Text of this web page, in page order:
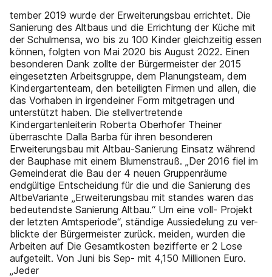
tember 2019 wurde der Erweiterungsbau errichtet. Die
Sanierung des Altbaus und die Errichtung der Küche mit
der Schulmensa, wo bis zu 100 Kinder gleichzeitig essen
können, folgten von Mai 2020 bis August 2022. Einen
besonderen Dank zollte der Bürgermeister der 2015
eingesetzten Arbeitsgruppe, dem Planungsteam, dem
Kindergartenteam, den beteiligten Firmen und allen, die
das Vorhaben in irgendeiner Form mitgetragen und
unterstützt haben. Die stellvertretende
Kindergartenleiterin Roberta Oberhofer Theiner
überraschte Dalla Barba für ihren besonderen
Erweiterungsbau mit Altbau-Sanierung Einsatz während
der Bauphase mit einem Blumenstrauß. „Der 2016 fiel im
Gemeinderat die Bau der 4 neuen Gruppenräume
endgültige Entscheidung für die und die Sanierung des
AltbeVariante „Erweiterungsbau mit standes waren das
bedeutendste Sanierung Altbau.“ Um eine voll- Projekt
der letzten Amtsperiode“, ständige Aussiedelung zu ver-
blickte der Bürgermeister zurück. meiden, wurden die
Arbeiten auf Die Gesamtkosten bezifferte er 2 Lose
aufgeteilt. Von Juni bis Sep- mit 4,150 Millionen Euro.
„Jeder